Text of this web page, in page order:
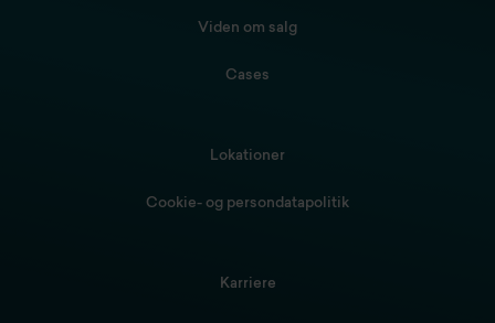
Viden om salg
Cases
Lokationer
Cookie- og persondatapolitik
Karriere